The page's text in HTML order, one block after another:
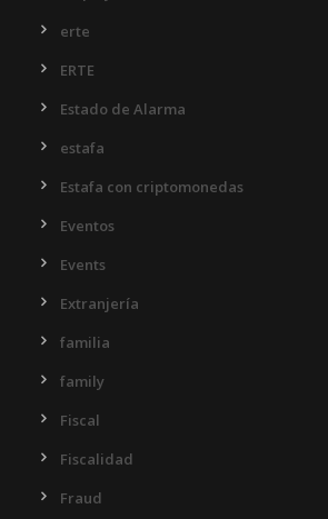
erte
ERTE
Estado de Alarma
estafa
Estafa con criptomonedas
Eventos
Events
Extranjería
familia
family
Fiscal
Fiscalidad
Fraud